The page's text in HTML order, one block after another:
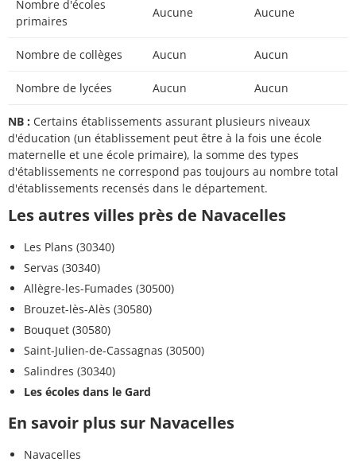
Nombre d'écoles
primaires
Aucune Aucune
Nombre de collèges Aucun Aucun
Nombre de lycées Aucun Aucun
NB : Certains établissements assurant plusieurs niveaux
d'éducation (un établissement peut être à la fois une école
maternelle et une école primaire), la somme des types
d'établissements ne correspond pas toujours au nombre total
d'établissements recensés dans le département.
Les autres villes près de Navacelles
Les Plans (30340)
Servas (30340)
Allègre-les-Fumades (30500)
Brouzet-lès-Alès (30580)
Bouquet (30580)
Saint-Julien-de-Cassagnas (30500)
Salindres (30340)
Les écoles dans le Gard
En savoir plus sur Navacelles
Navacelles